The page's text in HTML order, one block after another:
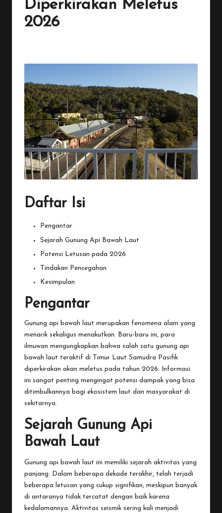
Diperkirakan Meletus
2026
Daftar Isi
Pengantar
Sejarah Gunung Api Bawah Laut
Potensi Letusan pada 2026
Tindakan Pencegahan
Kesimpulan
Pengantar
Gunung api bawah laut merupakan fenomena alam yang
menarik sekaligus menakutkan. Baru-baru ini, para
ilmuwan mengungkapkan bahwa salah satu gunung api
bawah laut teraktif di Timur Laut Samudra Pasifik
diperkirakan akan meletus pada tahun 2026. Informasi
ini sangat penting mengingat potensi dampak yang bisa
ditimbulkannya bagi ekosistem laut dan masyarakat di
sekitarnya.
Sejarah Gunung Api
Bawah Laut
Gunung api bawah laut ini memiliki sejarah aktivitas yang
panjang. Dalam beberapa dekade terakhir, telah terjadi
beberapa letusan yang cukup signifikan, meskipun banyak
di antaranya tidak tercatat dengan baik karena
kedalamannya. Aktivitas seismik sering kali menjadi